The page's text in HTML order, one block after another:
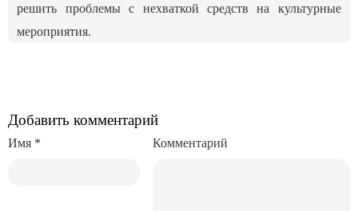
решить проблемы с нехваткой средств на культурные
мероприятия.
Добавить комментарий
Комментарий
Имя *